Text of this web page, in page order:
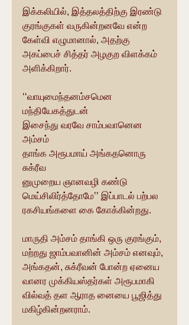
இக்கலியில், இத்தலத்திற்கு இரண்டு
குரங்குகள் வருகின்றனவே என்ற
கேள்வி எழுமானால், அதற்கு
அகப்பைச் சித்தர் அழகுற விளக்கம்
அளிக்கிறார்.
‘‘வாயுமைந்தனம்சமென
மந்தியேகத்துடன்
இசைந்து வரவே சாம்பவானென
அம்சம்
தாங்க அரூபமாய் அங்கதனொரு
சுக்ரீவ
னுமுறைய ஞானவழி கண்டு
மெய்சிலிர்த்தோமே’’ இப்பாடல் பற்பல
ரகசியங்களை கை கோக்கின்றது.
மாருதி அம்சம் தாங்கி ஒரு குரங்கும்,
மற்றது ஜாம்பவானின் அம்சம் எனவும்,
அங்கதன், சுக்ரீவன் போன்ற ஏனைய
வானர முக்கியஸ்தர்கள் அரூபமாகி
வில்வத் தள ஆராத னையை பூஜித்து
மகிழ்கின்றனராம்.